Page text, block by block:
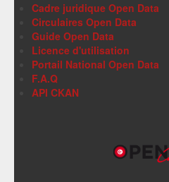
Cadre juridique Open Data
Circulaires Open Data
Guide Open Data
Licence d'utilisation
Portail National Open Data
F.A.Q
API CKAN